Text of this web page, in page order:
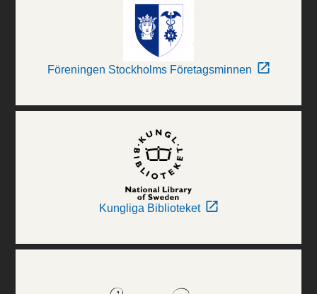
Föreningen Stockholms Företagsminnen
Kungliga Biblioteket